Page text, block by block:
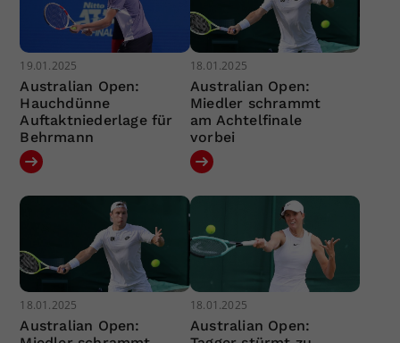
19.01.2025
Australian Open:
Hauchdünne
Auftaktniederlage für
Behrmann
18.01.2025
Australian Open:
Miedler schrammt
am Achtelfinale
vorbei
18.01.2025
Australian Open:
18.01.2025
Australian Open: